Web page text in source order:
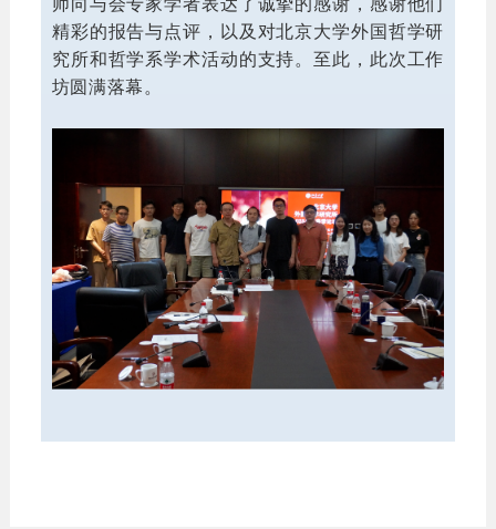
精彩的报告与点评，以及对北京大学外国哲学研
究所和哲学系学术活动的支持。至此，此次工作
坊圆满落幕。